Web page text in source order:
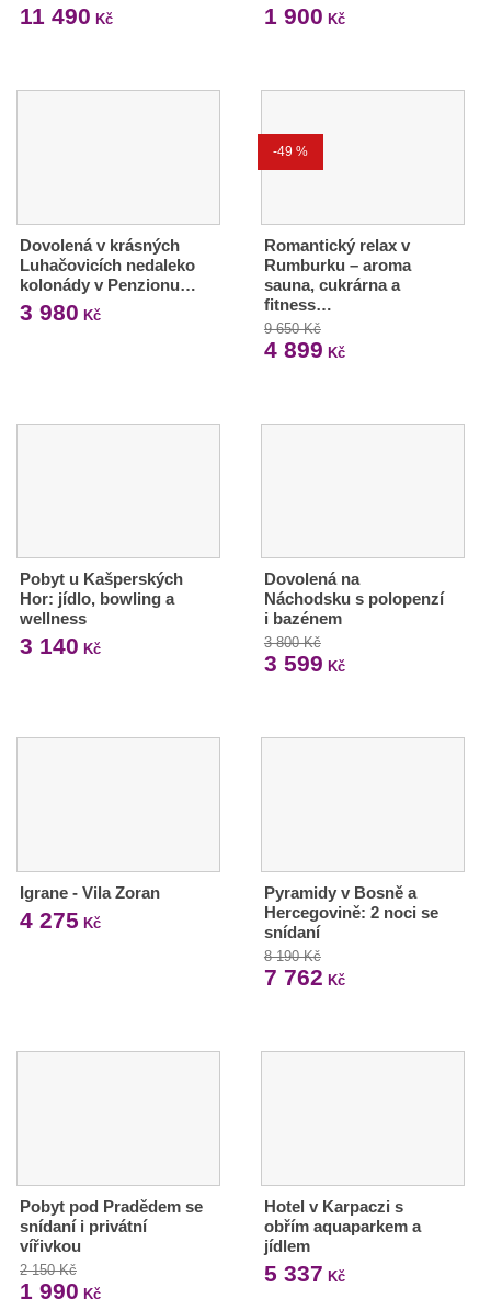
11 490 Kč 1 900 Kč
Dovolená v krásných
Luhačovicích nedaleko
kolonády v Penzionu…
3 980 Kč
-49 %
Romantický relax v
Rumburku – aroma
sauna, cukrárna a
fitness…
9 650 Kč
4 899 Kč
Pobyt u Kašperských
Hor: jídlo, bowling a
wellness
3 140 Kč
Dovolená na
Náchodsku s polopenzí
i bazénem
3 800 Kč
3 599 Kč
Igrane - Vila Zoran
4 275 Kč
Pyramidy v Bosně a
Hercegovině: 2 noci se
snídaní
8 190 Kč
7 762 Kč
Pobyt pod Pradědem se
snídaní i privátní
vířivkou
2 150 Kč
1 990 Kč
Hotel v Karpaczi s
obřím aquaparkem a
jídlem
5 337 Kč